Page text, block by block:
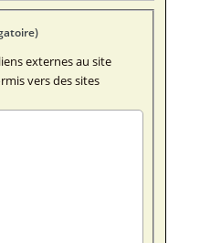
(obligatoire)
externes au site
vers des sites